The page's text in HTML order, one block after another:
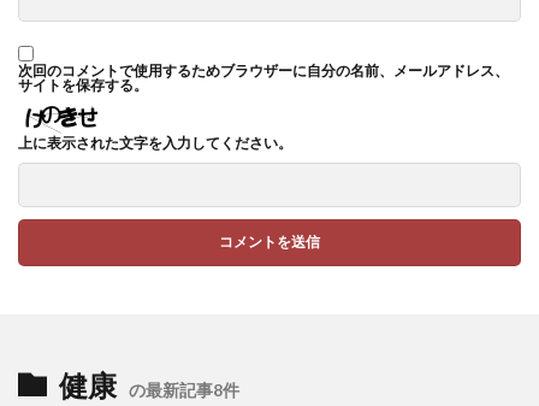
次回のコメントで使用するためブラウザーに自分の名前、メールアドレス、
サイトを保存する。
上に表示された文字を入力してください。
健康 の最新記事8件